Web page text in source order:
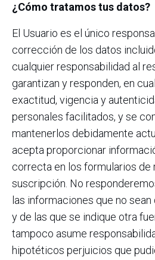
¿Cómo tratamos tus datos?
El Usuario es el único
corrección de los datos
cualquier responsabilidad al
garantizan y responden, en
exactitud, vigencia y
personales facilitados, y se
mantenerlos debidamente
acepta proporcionar
correcta en los formularios de
suscripción. No
las informaciones que no
y de las que se indique otra
tampoco asume
hipotéticos perjuicios que